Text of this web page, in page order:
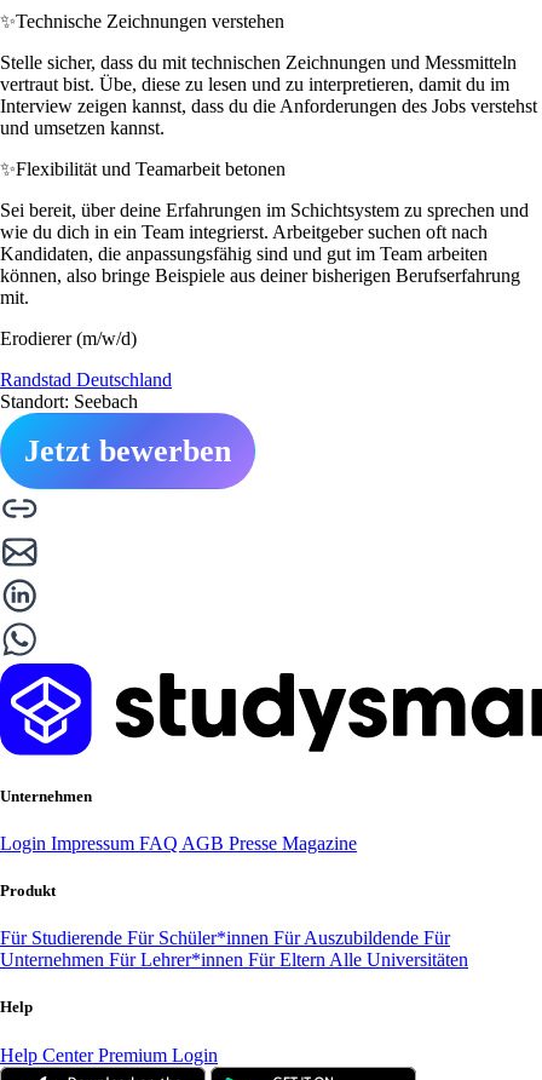
✨Technische Zeichnungen verstehen
Stelle sicher, dass du mit technischen Zeichnungen und Messmitteln
vertraut bist. Übe, diese zu lesen und zu interpretieren, damit du im
Interview zeigen kannst, dass du die Anforderungen des Jobs verstehst
und umsetzen kannst.
✨Flexibilität und Teamarbeit betonen
Sei bereit, über deine Erfahrungen im Schichtsystem zu sprechen und
wie du dich in ein Team integrierst. Arbeitgeber suchen oft nach
Kandidaten, die anpassungsfähig sind und gut im Team arbeiten
können, also bringe Beispiele aus deiner bisherigen Berufserfahrung
mit.
Erodierer (m/w/d)
Randstad Deutschland
Standort: Seebach
Jetzt bewerben
Unternehmen
Login Impressum FAQ AGB Presse Magazine
Produkt
Für Studierende Für Schüler*innen Für Auszubildende Für
Unternehmen Für Lehrer*innen Für Eltern Alle Universitäten
Help
Help CenterPremium Login